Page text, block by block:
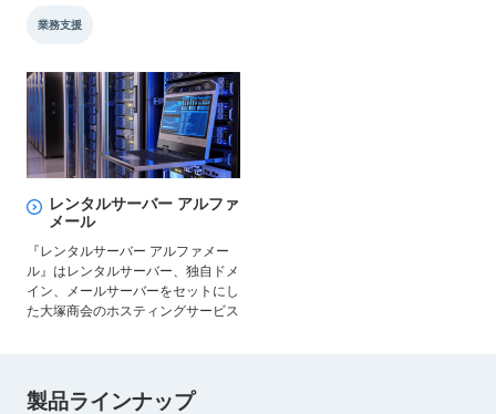
業務支援
レンタルサーバー アルファ
メール
『レンタルサーバー アルファメー
ル』はレンタルサーバー、独自ドメ
イン、メールサーバーをセットにし
た大塚商会のホスティングサービス
製品ラインナップ